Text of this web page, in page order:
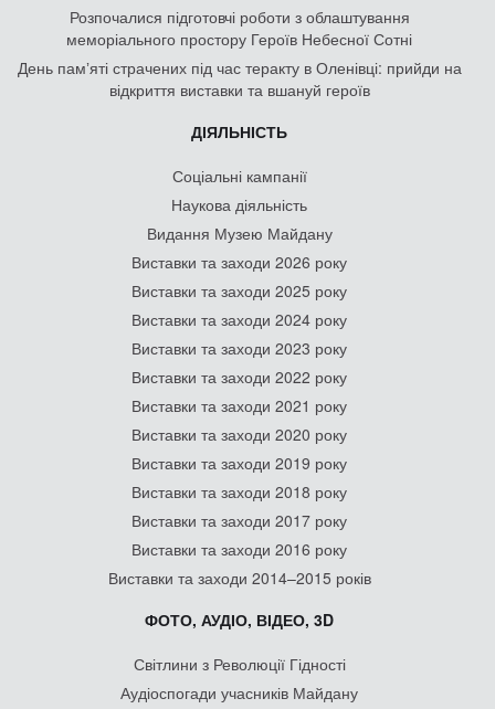
Розпочалися підготовчі роботи з облаштування
меморіального простору Героїв Небесної Сотні
День памʼяті страчених під час теракту в Оленівці: прийди на
відкриття виставки та вшануй героїв
ДІЯЛЬНІСТЬ
Соціальні кампанії
Наукова діяльність
Видання Музею Майдану
Виставки та заходи 2026 року
Виставки та заходи 2025 року
Виставки та заходи 2024 року
Виставки та заходи 2023 року
Виставки та заходи 2022 року
Виставки та заходи 2021 року
Виставки та заходи 2020 року
Виставки та заходи 2019 року
Виставки та заходи 2018 року
Виставки та заходи 2017 року
Виставки та заходи 2016 року
Виставки та заходи 2014–2015 років
ФОТО, АУДІО, ВІДЕО, 3D
Світлини з Революції Гідності
Аудіоспогади учасників Майдану